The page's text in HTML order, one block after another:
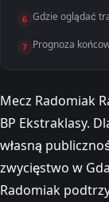
6 Gdzie oglądać
7 Prognoza
Mecz Radomiak
BP Ekstraklasy.
własną
zwycięstwo w
Radomiak